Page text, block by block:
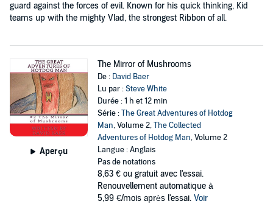
guard against the forces of evil. Known for his quick thinking, Kid
teams up with the mighty Vlad, the strongest Ribbon of all.
Aperçu
The Mirror of Mushrooms
De : David Baer
Lu par :Steve White
Durée : 1 h et 12 min
Série :The Great Adventures of Hotdog
Man, Volume 2,The Collected
Adventures of Hotdog Man, Volume 2
Langue : Anglais
Pas de notations
8,63 € ou gratuit avec l'essai.
Renouvellement automatique à
5,99 €/mois après l'essai. Voir